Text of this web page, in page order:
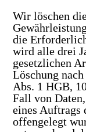
Wir löschen
die
wird alle drei
gesetzlichen
Löschung
Abs. 1 HGB,
Fall von
eines Auftrags
offengelegt